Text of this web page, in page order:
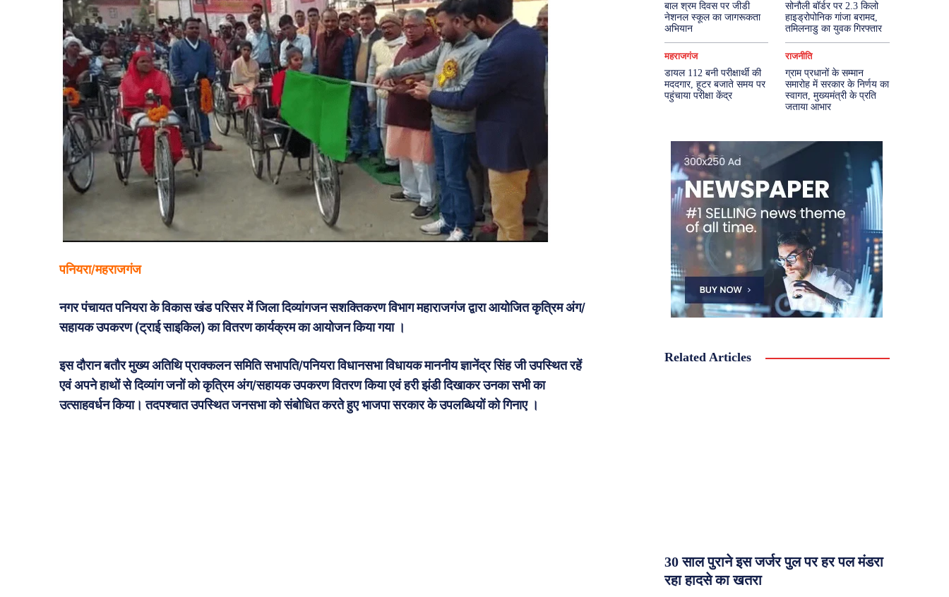
पनियरा/महराजगंज
नगर पंचायत पनियरा के विकास खंड परिसर में जिला दिव्यांगजन सशक्तिकरण विभाग महाराजगंज द्वारा आयोजित कृत्रिम अंग/
सहायक उपकरण (ट्राई साइकिल) का वितरण कार्यक्रम का आयोजन किया गया ।
इस दौरान बतौर मुख्य अतिथि प्राक्कलन समिति सभापति/पनियरा विधानसभा विधायक माननीय ज्ञानेंद्र सिंह जी उपस्थित रहें
एवं अपने हाथों से दिव्यांग जनों को कृत्रिम अंग/सहायक उपकरण वितरण किया एवं हरी झंडी दिखाकर उनका सभी का
उत्साहवर्धन किया। तदपश्चात उपस्थित जनसभा को संबोधित करते हुए भाजपा सरकार के उपलब्धियों को गिनाए ।
बाल श्रम दिवस पर जीडी
नेशनल स्कूल का जागरूकता
अभियान
सोनौली बॉर्डर पर 2.3 किलो
हाइड्रोपोनिक गांजा बरामद,
तमिलनाडु का युवक गिरफ्तार
महराजगंज
डायल 112 बनी परीक्षार्थी की
मददगार, हूटर बजाते समय पर
पहुंचाया परीक्षा केंद्र
राजनीति
ग्राम प्रधानों के सम्मान
समारोह में सरकार के निर्णय का
स्वागत, मुख्यमंत्री के प्रति
जताया आभार
Related Articles
30 साल पुराने इस जर्जर पुल पर हर पल मंडरा
रहा हादसे का खतरा